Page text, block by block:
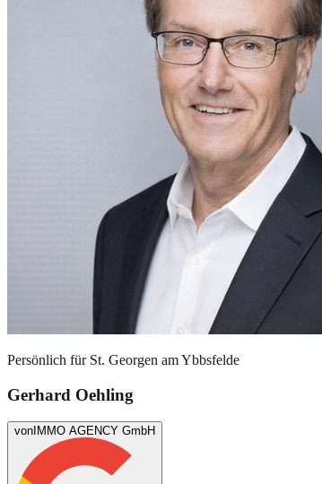
Persönlich für St. Georgen am Ybbsfelde
Gerhard Oehling
von IMMO AGENCY GmbH